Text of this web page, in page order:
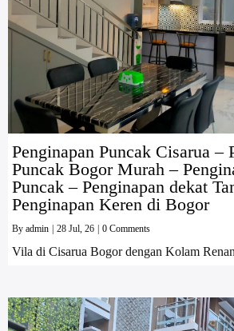
Penginapan Puncak Cisarua –
Puncak Bogor Murah –
Puncak – Penginapan dekat
Penginapan Keren di Bogor
By admin 28 Jul, 26 0 Comments
Vila di Cisarua Bogor dengan Kolam